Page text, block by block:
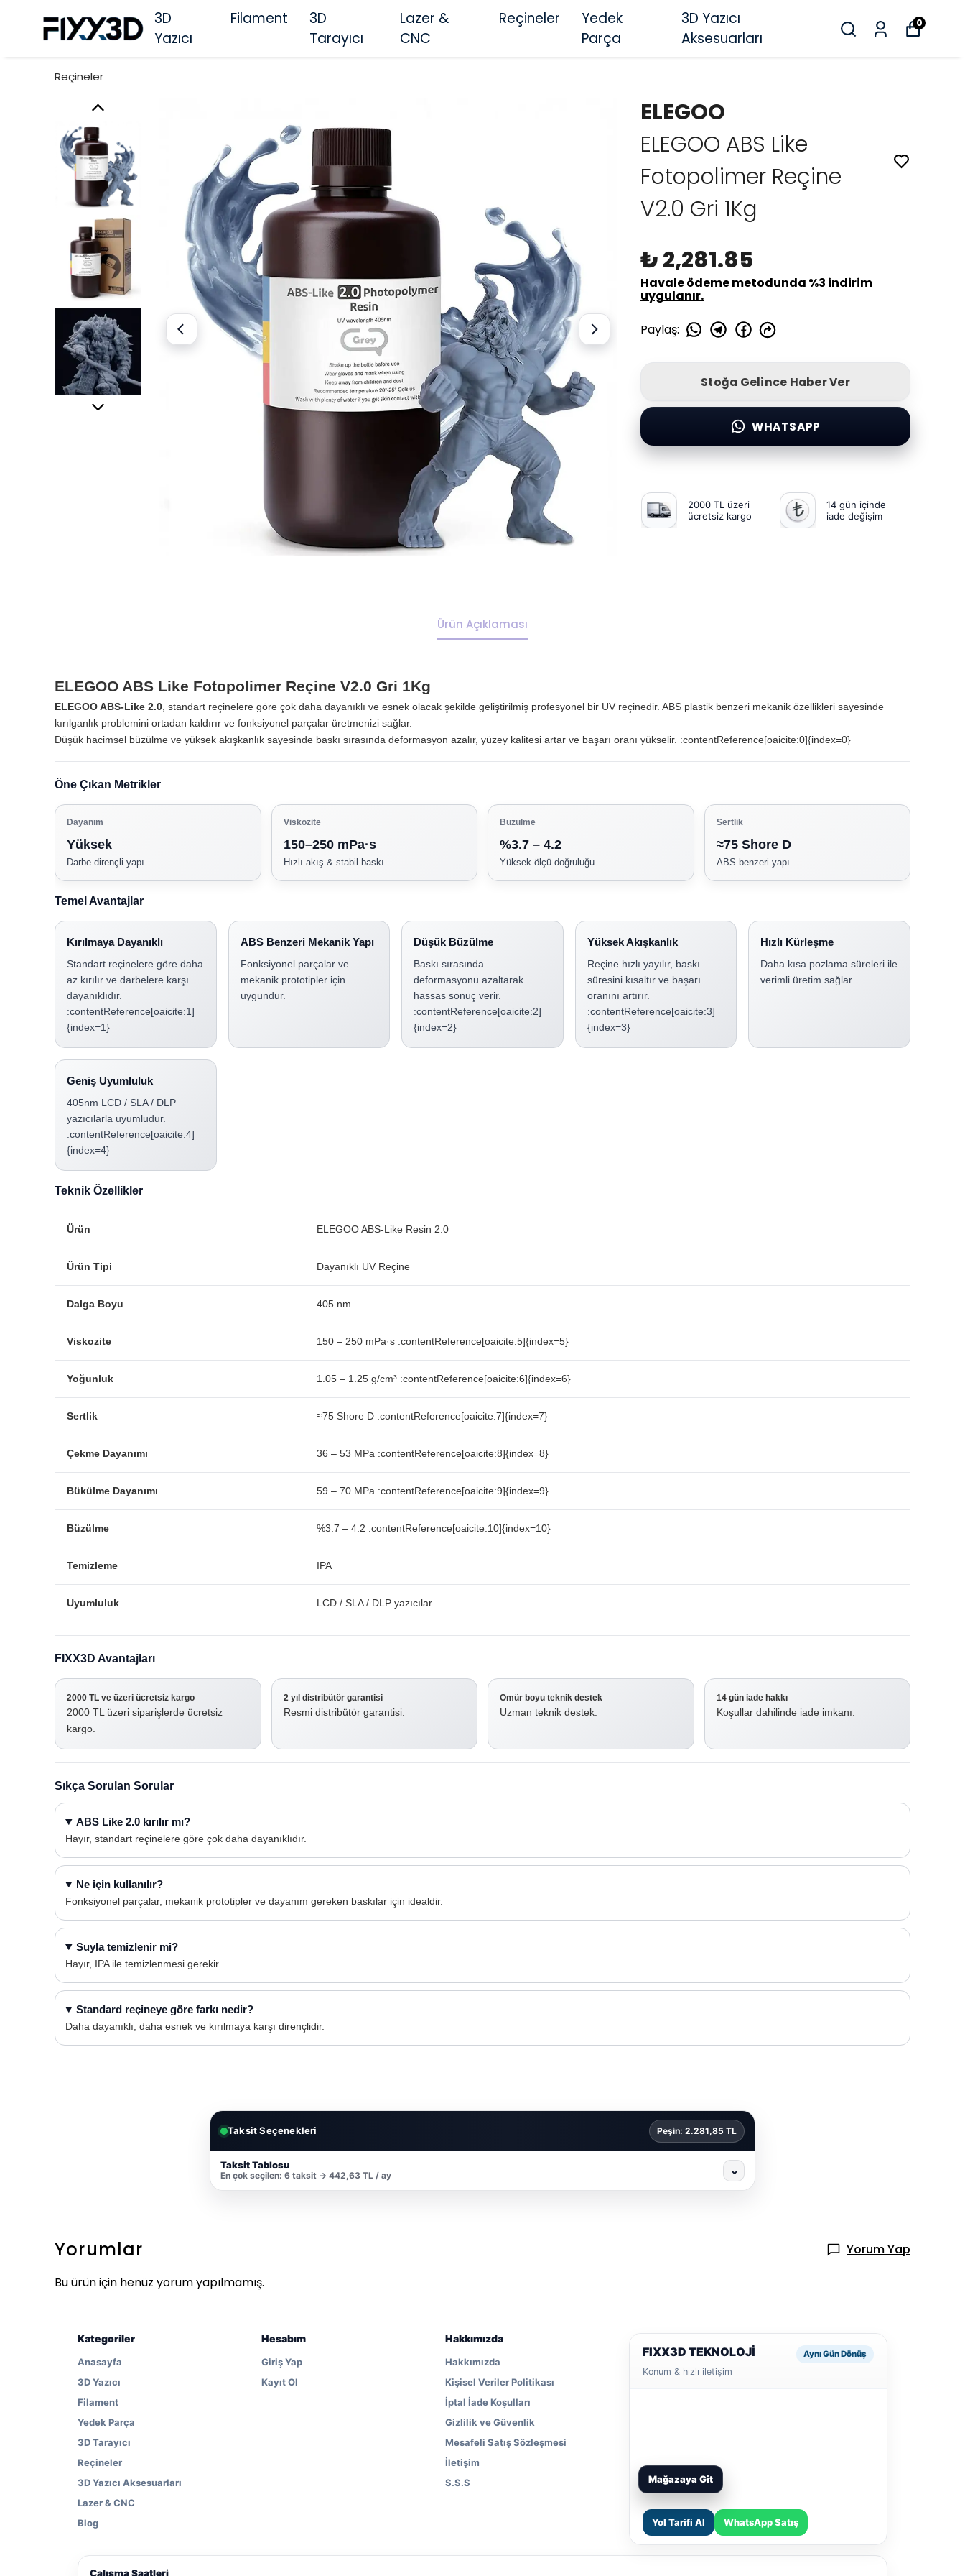
3D
Yazıcı
Filament
3D
Tarayıcı
Lazer &
CNC
Reçineler
Yedek
Parça
3D Yazıcı
Aksesuarları
0
Reçineler
ELEGOO
ELEGOO ABS Like
Fotopolimer Reçine
V2.0 Gri 1Kg
₺ 2,281.85
Havale ödeme metodunda %3 indirim
uygulanır.
Paylaş:
Stoğa Gelince Haber Ver
WHATSAPP
2000 TL üzeri
ücretsiz kargo
14 gün içinde
iade değişim
Ürün Açıklaması
ELEGOO ABS Like Fotopolimer Reçine V2.0 Gri 1Kg
ELEGOO ABS-Like 2.0 , standart reçinelere göre çok daha dayanıklı ve esnek olacak şekilde geliştirilmiş profesyonel bir UV reçinedir. ABS plastik benzeri mekanik özellikleri sayesinde
kırılganlık problemini ortadan kaldırır ve fonksiyonel parçalar üretmenizi sağlar.
Düşük hacimsel büzülme ve yüksek akışkanlık sayesinde baskı sırasında deformasyon azalır, yüzey kalitesi artar ve başarı oranı yükselir. :contentReference[oaicite:0]{index=0}
Öne Çıkan Metrikler
Dayanım
Yüksek
Darbe dirençli yapı
Viskozite
150–250 mPa·s
Hızlı akış & stabil baskı
Büzülme
%3.7 – 4.2
Yüksek ölçü doğruluğu
Sertlik
≈75 Shore D
ABS benzeri yapı
Temel Avantajlar
Kırılmaya Dayanıklı
Standart reçinelere göre daha
az kırılır ve darbelere karşı
dayanıklıdır.
:contentReference[oaicite:1]
{index=1}
ABS Benzeri Mekanik Yapı
Fonksiyonel parçalar ve
mekanik prototipler için
uygundur.
Düşük Büzülme
Baskı sırasında
deformasyonu azaltarak
hassas sonuç verir.
:contentReference[oaicite:2]
{index=2}
Yüksek Akışkanlık
Reçine hızlı yayılır, baskı
süresini kısaltır ve başarı
oranını artırır.
:contentReference[oaicite:3]
{index=3}
Hızlı Kürleşme
Daha kısa pozlama süreleri ile
verimli üretim sağlar.
Geniş Uyumluluk
405nm LCD / SLA / DLP
yazıcılarla uyumludur.
:contentReference[oaicite:4]
{index=4}
Teknik Özellikler
Ürün ELEGOO ABS-Like Resin 2.0
Ürün Tipi Dayanıklı UV Reçine
Dalga Boyu 405 nm
Viskozite 150 – 250 mPa·s :contentReference[oaicite:5]{index=5}
Yoğunluk 1.05 – 1.25 g/cm³ :contentReference[oaicite:6]{index=6}
Sertlik ≈75 Shore D :contentReference[oaicite:7]{index=7}
Çekme Dayanımı 36 – 53 MPa :contentReference[oaicite:8]{index=8}
Bükülme Dayanımı 59 – 70 MPa :contentReference[oaicite:9]{index=9}
Büzülme %3.7 – 4.2 :contentReference[oaicite:10]{index=10}
Temizleme IPA
Uyumluluk LCD / SLA / DLP yazıcılar
FIXX3D Avantajları
2000 TL ve üzeri ücretsiz kargo
2000 TL üzeri siparişlerde ücretsiz
kargo.
2 yıl distribütör garantisi
Resmi distribütör garantisi.
Ömür boyu teknik destek
Uzman teknik destek.
14 gün iade hakkı
Koşullar dahilinde iade imkanı.
Sıkça Sorulan Sorular
ABS Like 2.0 kırılır mı?
Hayır, standart reçinelere göre çok daha dayanıklıdır.
Ne için kullanılır?
Fonksiyonel parçalar, mekanik prototipler ve dayanım gereken baskılar için idealdir.
Suyla temizlenir mi?
Hayır, IPA ile temizlenmesi gerekir.
Standard reçineye göre farkı nedir?
Daha dayanıklı, daha esnek ve kırılmaya karşı dirençlidir.
Taksit Seçenekleri Peşin: 2.281,85 TL
Taksit Tablosu
En çok seçilen: 6 taksit → 442,63 TL / ay ⌄
Yorumlar
Yorum Yap
Bu ürün için henüz yorum yapılmamış.
Kategoriler
Anasayfa
3D Yazıcı
Filament
Yedek Parça
3D Tarayıcı
Reçineler
3D Yazıcı Aksesuarları
Lazer & CNC
Blog
Hesabım
Giriş Yap
Kayıt Ol
Hakkımızda
Hakkımızda
Kişisel Veriler Politikası
İptal İade Koşulları
Gizlilik ve Güvenlik
Mesafeli Satış Sözleşmesi
İletişim
S.S.S
FIXX3D TEKNOLOJİ
Konum & hızlı iletişim
Aynı Gün Dönüş
Mağazaya Git
Yol Tarifi Al WhatsApp Satış
Çalışma Saatleri